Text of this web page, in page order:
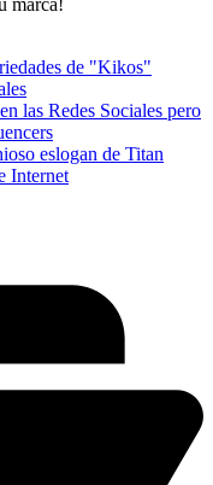
marca!
de "Kikos"
las Redes Sociales pero
eslogan de Titan
Internet